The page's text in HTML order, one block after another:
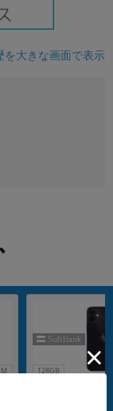
を大きな画面で表示
128GB